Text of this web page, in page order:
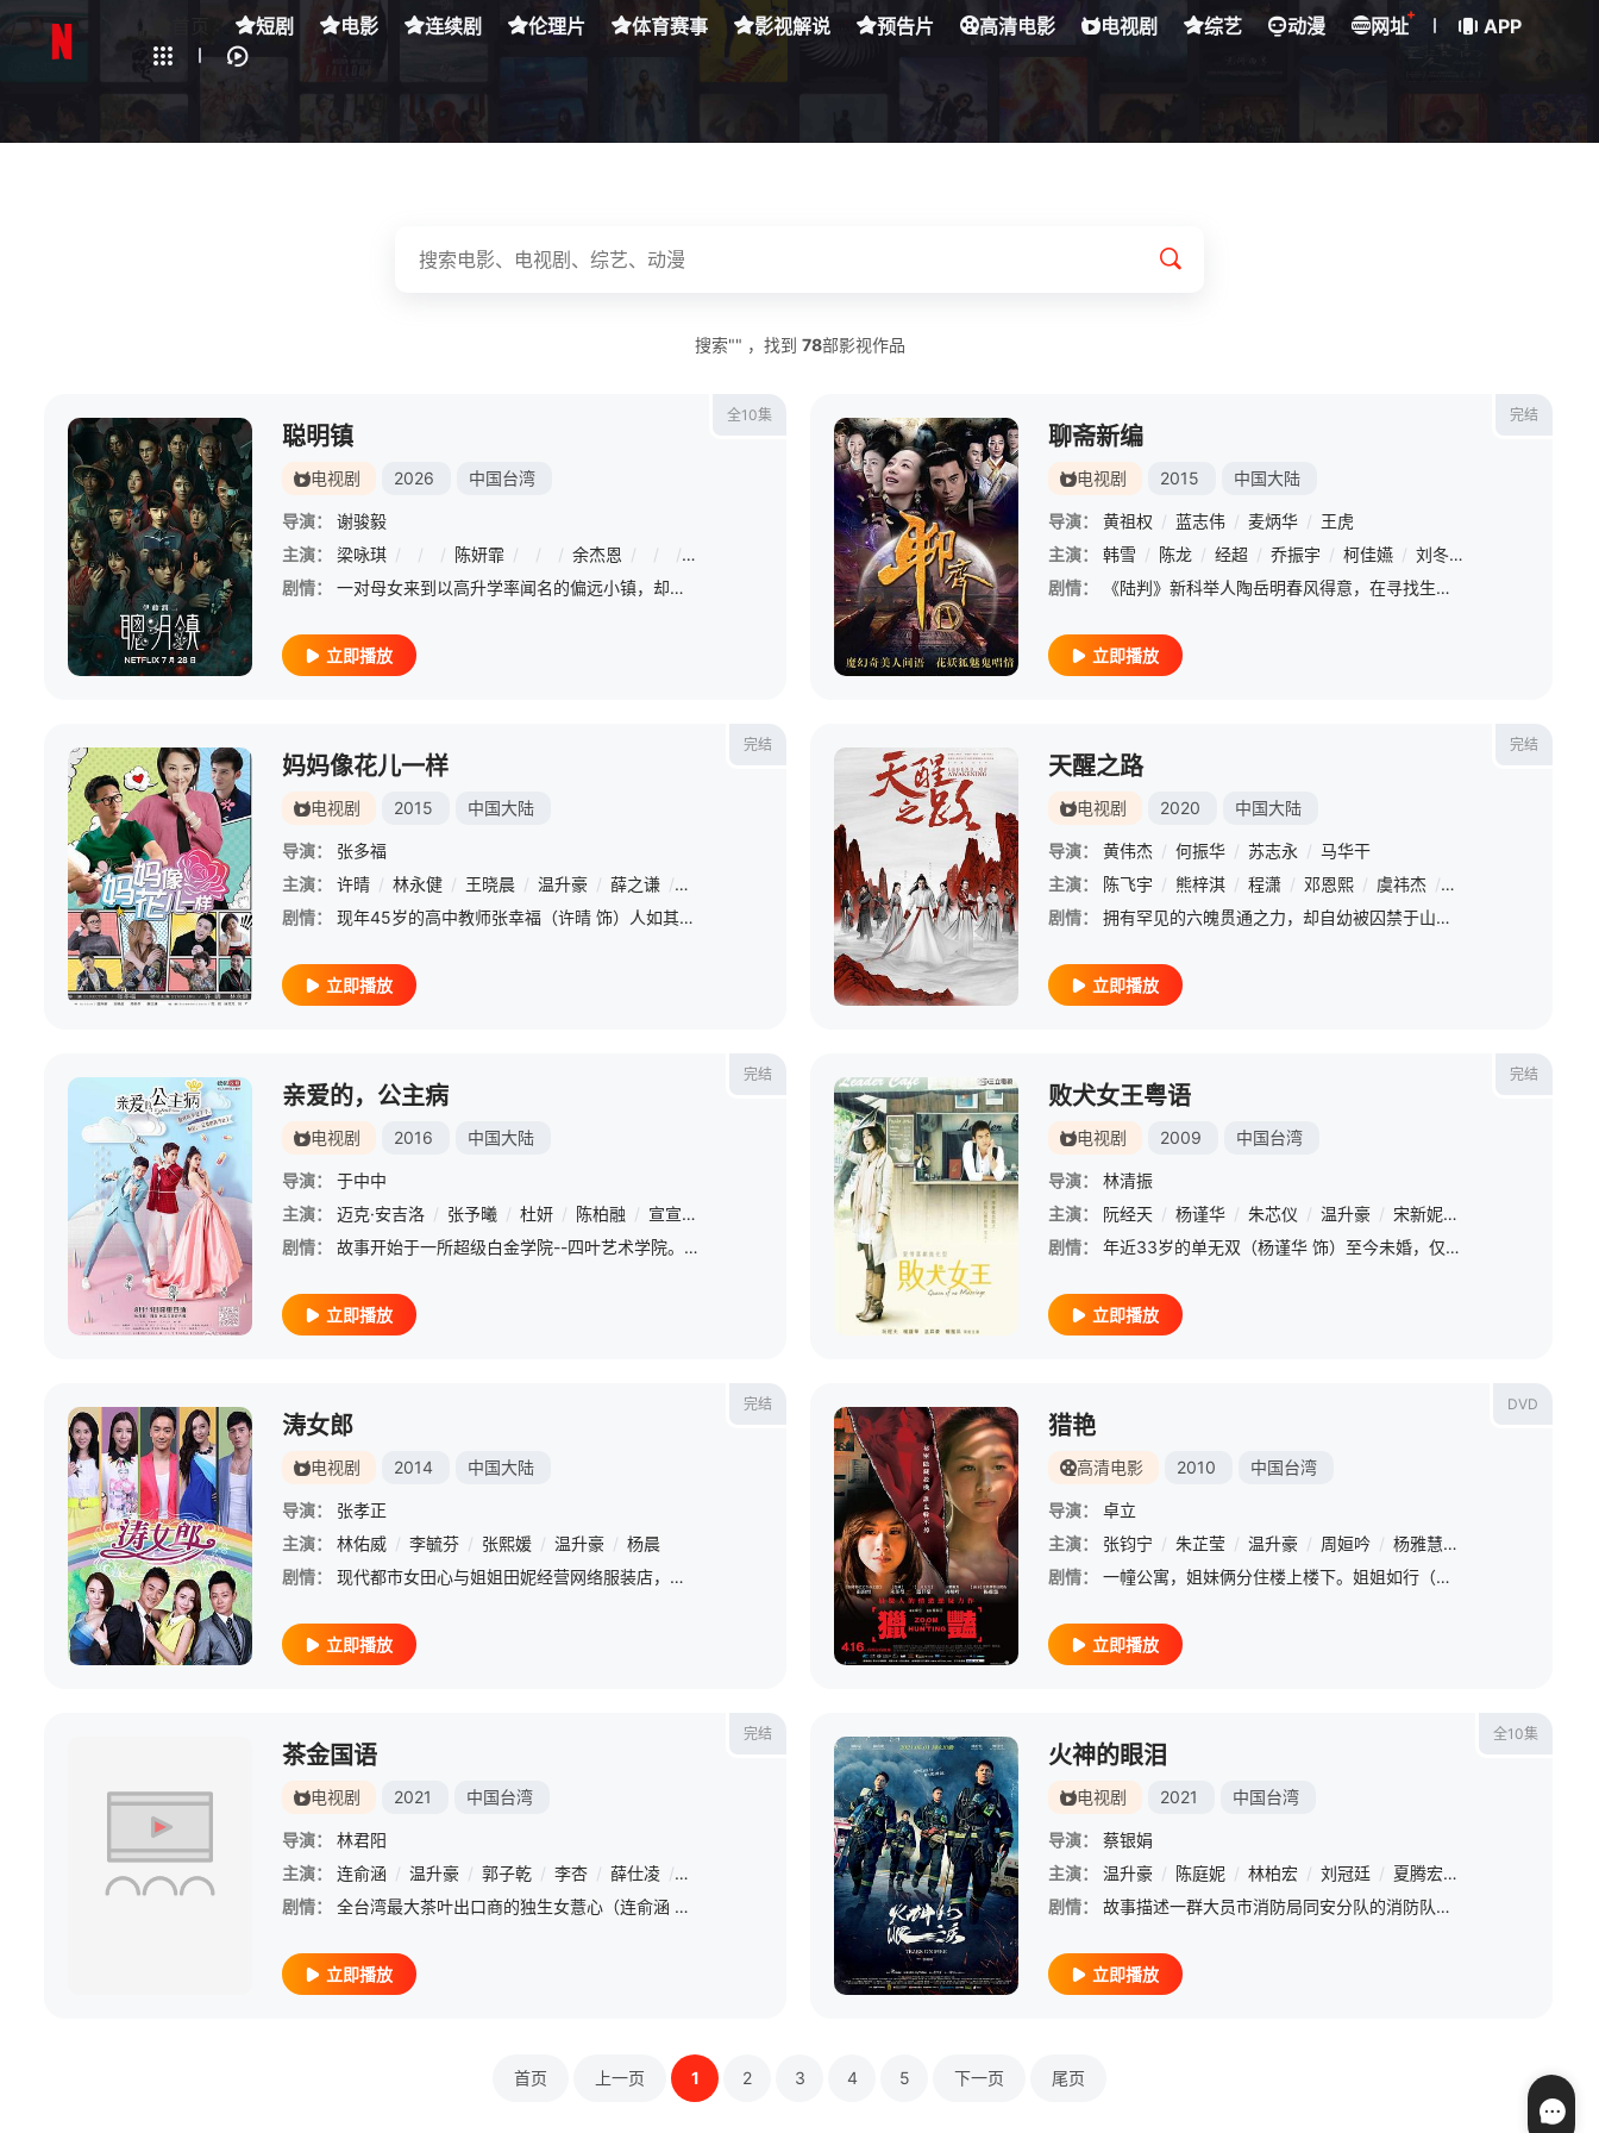
短剧 电影 连续剧 伦理片 体育赛事 影视解说 预告片 高清电影 电视剧 综艺 动漫 网址
+
APP
载客户端
搜索"" ，找到 78部影视作品
全10集
聪明镇
电视剧 2026 中国台湾
导演：
谢骏毅
主演：
梁咏琪 / / / 陈妍霏 / / / 余杰恩 / / / 郑炜龄 许曦文 / / / 刘修甫 / 潘纲大 / / / 宋柏纬 / / 乔湲媛 / / 邱以太 /
剧情：
一对母女来到以高升学率闻名的偏远小镇，却发现这里的学生们能够成就非凡，是因为背后藏有黑暗骇人的秘密。 该剧改编自伊藤润二的经典漫画。
立即播放
完结
聊斋新编
电视剧 2015 中国大陆
导演： 黄祖权 / 蓝志伟 / 麦炳华 / 王虎
主演：
韩雪 / 陈龙 / 经超 / 乔振宇 / 柯佳嬿 / 刘冬 /
剧情：
《陆判》新科举人陶岳明春风得意，在寻找生母途中得到了大家闺秀朱绮婷的帮助，并与冥府的陆判相逢，由此上演了灵魂对调和情仇爱恨的戏码；《乾坤》某县城接连发生离奇案件，捕头忻方平探查得知竟与魔域有关，更知晓
立即播放
完结
妈妈像花儿一样
电视剧 2015 中国大陆
导演：
张多福
主演：
许晴 / 林永健 / 王晓晨 / 温升豪 / 薛之谦 / 李菁菁 陈莎莉 / 朱铁 / 周炜 / 林龙麒
剧情：
现年45岁的高中教师张幸福（许晴 饰）人如其名，如果没有后来的遭遇，她真可谓是确凿无误的人生赢家。幸福面容姣好，早在大学时代就是众人追捧的校花。而今嫁为人妇，依然享受着旁人欣羡的目光。她的丈夫马三强（
立即播放
完结
天醒之路
电视剧 2020 中国大陆
导演： 黄伟杰 / 何振华 / 苏志永 / 马华干
主演：
陈飞宇 / 熊梓淇 / 程潇 / 邓恩熙 / 虞祎杰 / 尚璇
剧情：
拥有罕见的六魄贯通之力，却自幼被囚禁于山海楼中的少年路平（陈飞宇饰）和义妹苏唐一次机会中侥幸逃出，得摘风堂堂主郭有道收留，成为陈桥镇摘风堂弟子，得一腔正气的大师兄西凡（熊梓淇饰 ）对路平处处提点。山海
立即播放
完结
亲爱的，公主病
电视剧 2016 中国大陆
导演：
于中中
主演：
迈克·安吉洛 / 张予曦 / 杜妍 / 陈柏融 / 宣宣 / 陈孝萱 / 温升豪 / 品冠
剧情：
故事开始于一所超级白金学院--四叶艺术学院。它是为国家顶级艺术学院输送人才而建立的，毕业生会进入圣马丁，帕森斯茉莉亚等著名大学。艺术是有钱人的游戏，四叶艺术学院里自然充满着名流财阀的子女，在这群高贵的
立即播放
完结
败犬女王粤语
电视剧 2009 中国台湾
导演：
林清振
主演：
阮经天 / 杨谨华 / 朱芯仪 / 温升豪 / 宋新妮 /
剧情：
年近33岁的单无双（杨谨华 饰）至今未婚，仅有的热情只能倾入到无限的工作中。然而年纪越来越大，机会却越来越少，单无双不甘心就这样孤独终老。耶诞夜追新闻赶头条抢了“耶诞老人”的自行车，不料“耶诞老人”的
立即播放
完结
涛女郎
电视剧 2014 中国大陆
导演：
张孝正
主演：
林佑威 / 李毓芬 / 张熙媛 / 温升豪 / 杨晨
剧情：
现代都市女田心与姐姐田妮经营网络服装店，生意兴隆。因大龄未嫁，田心被田妮推上相亲节目，与婚纱企业继承人周天齐不打不相识，并最终步入婚姻殿堂。无奈婚后生活磕磕绊绊不断，田心意外流产，天齐旧爱方彤趁机介入
立即播放
DVD
猎艳
高清电影 2010 中国台湾
导演：
卓立
主演：
张钧宁 / 朱芷莹 / 温升豪 / 周姮吟 / 杨雅慧 /
剧情：
一幢公寓，姐妹俩分住楼上楼下。姐姐如行（朱芷莹 饰）是个作家，妹妹如仪（张均甯 饰）则是一个摄影师，二人终日为自己的事业忙碌，生活波澜不惊。某天，如仪无意中抓拍到一对男女欢愉的画面，后来发现那个女人在
立即播放
完结
茶金国语
电视剧 2021 中国台湾
导演：
林君阳
主演：
连俞涵 / 温升豪 / 郭子乾 / 李杏 / 薛仕凌 / 黄健玮
剧情：
全台湾最大茶叶出口商的独生女薏心（连俞涵 饰），邂逅因美援任务重返台湾的失意战俘KK（温升豪 饰），她决定不顾父亲吉桑（郭子乾 饰）反对，介入债台高筑的家族事业，即使身份与使命相差甚远，背负忧伤过往的
立即播放
全10集
火神的眼泪
电视剧 2021 中国台湾
导演：
蔡银娟
主演：
温升豪 / 陈庭妮 / 林柏宏 / 刘冠廷 / 夏腾宏 /
剧情：
故事描述一群大员市消防局同安分队的消防队员，在每次面临惊险的打火、救护与救援任务中看见人性与社会百态，透过他们执行的案件揭露许多消防职业不为人知的心酸故事。
立即播放
首页 上一页 1 2 3 4 5 下一页 尾页